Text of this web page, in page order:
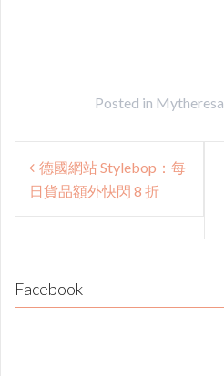
Posted in Mytheresa
Post
navigation
德國網站 Stylebop：每
日貨品額外快閃 8 折
Facebook